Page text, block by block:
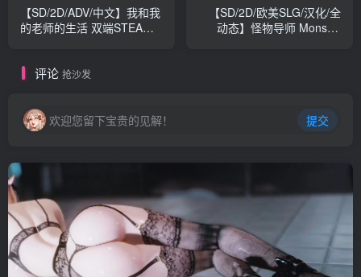
【SD/2D/ADV/中文】我和我
的老师的生活 双端STEAM
【SD/2D/欧美SLG/汉化/全
动态】怪物导师 Monster
评论 抢沙发
欢迎您留下宝贵的见解！ 提交